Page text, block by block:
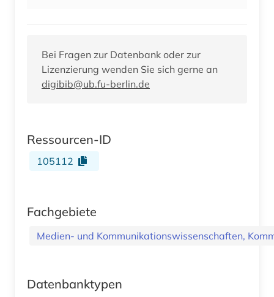
Bei Fragen zur Datenbank oder zur
Lizenzierung wenden Sie sich gerne an
digibib@ub.fu-berlin.de
Ressourcen-ID
105112
Fachgebiete
Medien- und Kommunikationswissenschaften,
Datenbanktypen